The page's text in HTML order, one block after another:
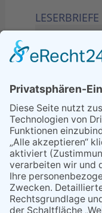
LESERBRIEFE
21.04.2026
11.03.2026
04.02.2026
04.02.2026